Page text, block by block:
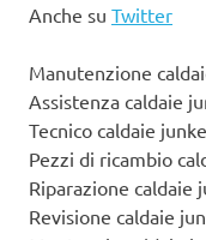
Anche su Twitter
Manutenzione
Assistenza caldaie
Tecnico caldaie
Pezzi di ricambio
Riparazione caldaie
Revisione caldaie